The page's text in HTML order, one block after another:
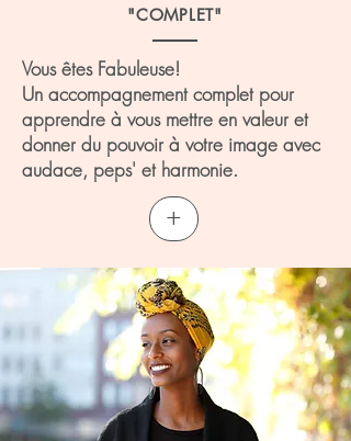
"COMPLET"
+
Vous êtes Fabuleuse!
Un accompagnement complet pour
apprendre à vous mettre en valeur et
donnerdu pouvoir à votre image avec
audace, peps' et harmonie.